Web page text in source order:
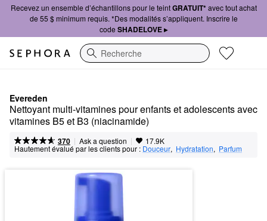
Recevez un ensemble d’échantillons pour le teintGRATUIT*avec tout achat
de 55 $ minimum requis. *Des modalités s’appliquent. Inscrire le
code SHADELOVE ▸
Recherche
Evereden
Nettoyant multi-vitamines pour enfants et adolescents avec
vitamines B5 et B3 (niacinamide)
370 | Ask a question | 17.9K
Hautement évalué par les clients pour : Douceur, Hydratation, Parfum